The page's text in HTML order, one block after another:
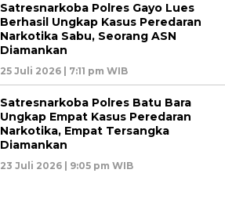
Satresnarkoba Polres Gayo Lues
Berhasil Ungkap Kasus Peredaran
Narkotika Sabu, Seorang ASN
Diamankan
25 Juli 2026 | 7:11 pm WIB
Satresnarkoba Polres Batu Bara
Ungkap Empat Kasus Peredaran
Narkotika, Empat Tersangka
Diamankan
23 Juli 2026 | 9:05 pm WIB